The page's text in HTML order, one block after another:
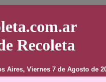
Recoleta
Aires, Viernes 7 de Agosto de